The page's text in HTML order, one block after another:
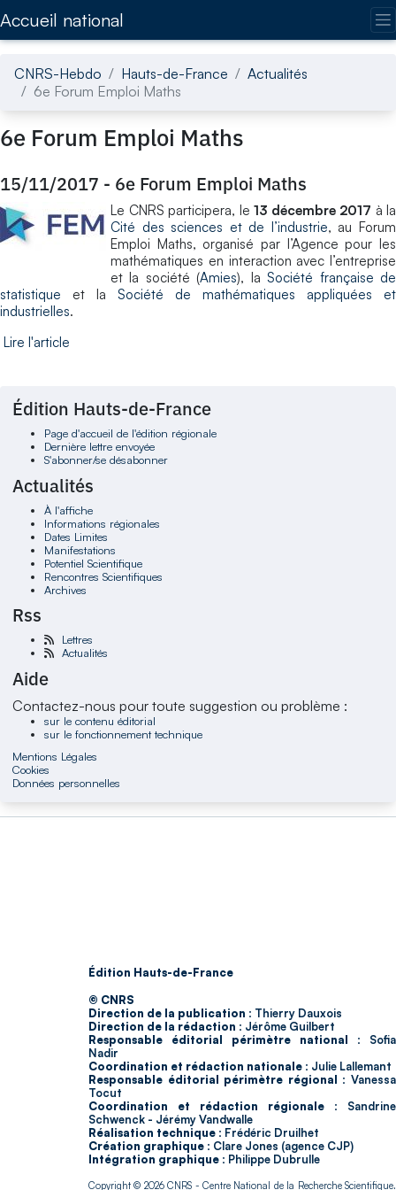
Accueil national
CNRS-Hebdo Hauts-de-France
Actualités
6e Forum Emploi Maths
6e Forum Emploi Maths
15/11/2017 - 6e Forum Emploi Maths
Le CNRS participera, le 13 décembre 2017 à la
Cité des sciences et de l’industrie, au Forum
Emploi Maths, organisé par l’Agence pour les
mathématiques en interaction avec l’entreprise
et la société (Amies), laSociété française de
statistique et la Société de mathématiques appliquées et
industrielles.
Lire l'article
Édition Hauts-de-France
Page d'accueil de l'édition régionale
Dernière lettre envoyée
S'abonner/se désabonner
Actualités
À l'affiche
Informations régionales
Dates Limites
Manifestations
Potentiel Scientifique
Rencontres Scientifiques
Archives
Rss
Lettres
Actualités
Aide
Contactez-nous pour toute suggestion ou problème :
sur le contenu éditorial
sur le fonctionnement technique
Mentions Légales
Cookies
Données personnelles
Édition Hauts-de-France
© CNRS
Direction de la publication : Thierry Dauxois
Direction de la rédaction : Jérôme Guilbert
Responsable éditorial périmètre national : Sofia
Nadir
Coordination et rédaction nationale : Julie Lallemant
Responsable éditorial périmètre régional : Vanessa
Tocut
Coordination et rédaction régionale : Sandrine
Schwenck - Jérémy Vandwalle
Réalisation technique : Frédéric Druilhet
Création graphique : Clare Jones (agence CJP)
Intégration graphique : Philippe Dubrulle
Copyright © 2026CNRS - Centre National de la Recherche Scientifique.